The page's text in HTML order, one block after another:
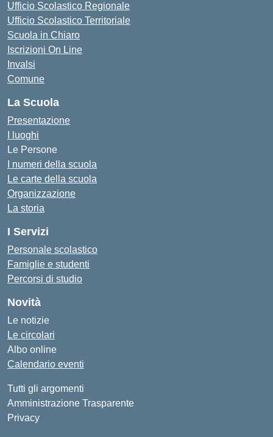
Ufficio Scolastico Regionale
Ufficio Scolastico Territoriale
Scuola in Chiaro
Iscrizioni On Line
Invalsi
Comune
La Scuola
Presentazione
I luoghi
Le Persone
I numeri della scuola
Le carte della scuola
Organizzazione
La storia
I Servizi
Personale scolastico
Famiglie e studenti
Percorsi di studio
Novità
Le notizie
Le circolari
Albo online
Calendario eventi
Tutti gli argomenti
Amministrazione Trasparente
Privacy